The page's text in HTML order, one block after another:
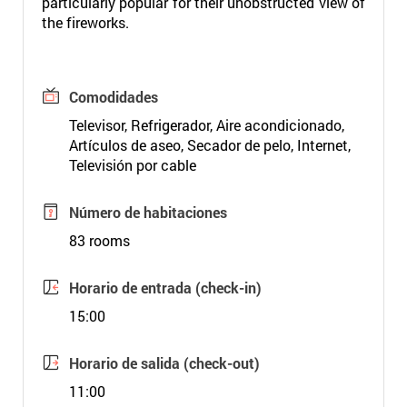
the fireworks.
Comodidades
Televisor, Refrigerador, Aire acondicionado,
Artículos de aseo, Secador de pelo, Internet,
Televisión por cable
Número de habitaciones
83 rooms
Horario de entrada (check-in)
15:00
Horario de salida (check-out)
11:00